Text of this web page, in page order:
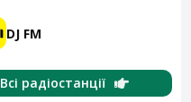
DJ FM
Всі радіостанції